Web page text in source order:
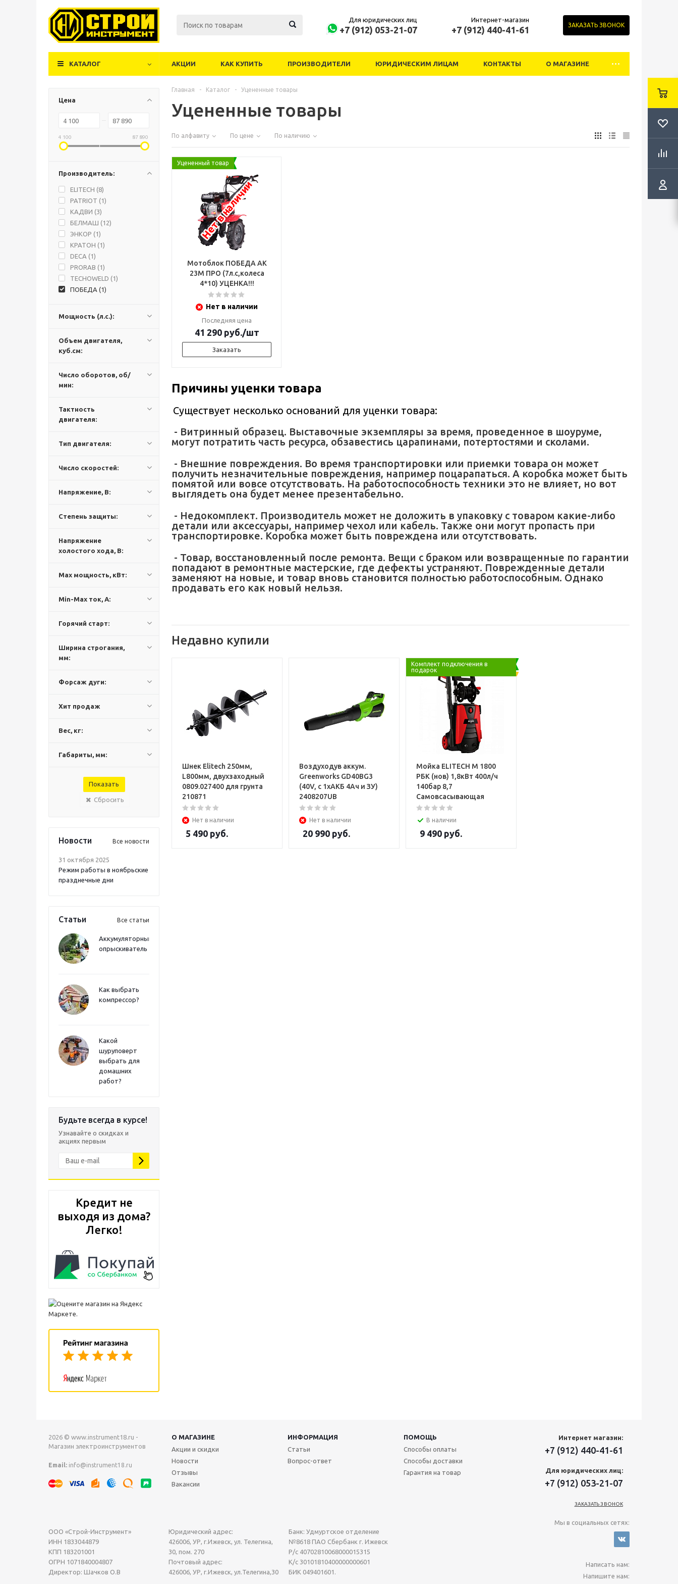
Для юридических лиц
+7 (912) 053-21-07
Интернет-магазин
+7 (912) 440-41-61 ЗАКАЗАТЬ ЗВОНОК
КАТАЛОГ АКЦИИ КАК КУПИТЬ ПРОИЗВОДИТЕЛИ ЮРИДИЧЕСКИМ ЛИЦАМ КОНТАКТЫ О МАГАЗИНЕ
Цена
4 100 87 890
Производитель:
ELITECH (8)
PATRIOT (1)
КАДВИ (3)
БЕЛМАШ (12)
ЭНКОР (1)
КРАТОН (1)
DECA (1)
PRORAB (1)
TECHOWELD (1)
ПОБЕДА (1)
Мощность (л.с.):
Объем двигателя,
куб.см:
Число оборотов, об/
мин:
Тактность
двигателя:
Тип двигателя:
Число скоростей:
Напряжение, В:
Степень защиты:
Напряжение
холостого хода, В:
Max мощность, кВт:
Min-Max ток, А:
Горячий старт:
Ширина строгания,
мм:
Форсаж дуги:
Хит продаж
Вес, кг:
Габариты, мм:
Сбросить
Новости Все новости
31 октября 2025
Режим работы в ноябрьские
празднечные дни
Статьи Все статьи
Аккумуляторный
опрыскиватель
Как выбрать
компрессор?
Какой
шуруповерт
выбрать для
домашних
работ?
Будьте всегда в курсе!
Узнавайте о скидках и
акциях первым
Кредит не
выходя из дома?
Легко!
Главная - Каталог - Уцененные товары
Уцененные товары
По алфавиту По цене По наличию
Уцененный товар
Нет в наличии
Мотоблок ПОБЕДА АК
23М ПРО (7л.с,колеса
4*10) УЦЕНКА!!!
Нет в наличии
Последняя цена
41 290руб./шт
Заказать
Причины уценки товара
Существует несколько оснований для уценки товара:
- Витринный образец. Выставочные экземпляры за время, проведенное в шоуруме,
могут потратить часть ресурса, обзавестись царапинами, потертостями и сколами.
- Внешние повреждения. Во время транспортировки или приемки товара он может
получить незначительные повреждения, например поцарапаться. А коробка может быть
помятой или вовсе отсутствовать. На работоспособность техники это не влияет, но вот
выглядеть она будет менее презентабельно.
- Недокомплект. Производитель может не доложить в упаковку с товаром какие-либо
детали или аксессуары, например чехол или кабель. Также они могут пропасть при
транспортировке. Коробка может быть повреждена или отсутствовать.
- Товар, восстановленный после ремонта. Вещи с браком или возвращенные по гарантии
попадают в ремонтные мастерские, где дефекты устраняют. Поврежденные детали
заменяют на новые, и товар вновь становится полностью работоспособным. Однако
продавать его как новый нельзя.
Недавно купили
Шнек Elitech 250мм,
L800мм, двухзаходный
0809.027400 для грунта
210871
Нет в наличии
5 490 руб.
Воздуходув аккум.
Greenworks GD40BG3
(40V, с 1хАКБ 4Ач и ЗУ)
2408207UB
Нет в наличии
20 990 руб.
Комплект подключения в
подарок
Мойка ELITECH М 1800
РБК (нов) 1,8кВт 400л/ч
140бар 8,7
Самовсасывающая
В наличии
9 490 руб.
2026 © www.instrument18.ru -
Магазин электроинструментов
Email: info@instrument18.ru
ООО «Строй-Инструмент»
ИНН 1833044879
КПП 183201001
ОГРН 1071840004807
Директор: Шачков О.В
Юридический адрес:
426006, УР, г.Ижевск, ул. Телегина,
30, пом. 270
Почтовый адрес:
426006, УР, г.Ижевск, ул.Телегина,30
Банк: Удмуртское отделение
№8618 ПАО Сбербанк г. Ижевск
Р/с 40702810068000015315
К/с 30101810400000000601
БИК 049401601.
О МАГАЗИНЕ ИНФОРМАЦИЯ
ПОМОЩЬ
Акции и скидки
Новости
Отзывы
Вакансии
Статьи
Вопрос-ответ
Способы оплаты
Способы доставки
Гарантия на товар
Интернет магазин:
+7 (912) 440-41-61
Для юридических лиц:
+7 (912) 053-21-07
ЗАКАЗАТЬ ЗВОНОК
Мы в социальных сетях:
Написать нам:
Напишите нам: